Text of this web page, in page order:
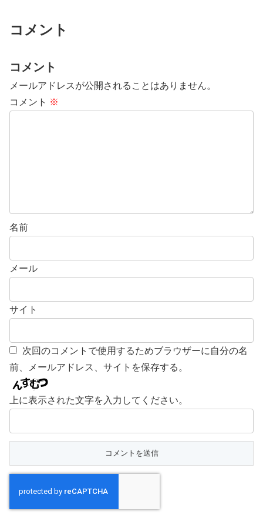
コメント
コメント
メールアドレスが公開されることはありません。
コメント ※
名前
メール
サイト
次回のコメントで使用するためブラウザーに自分の名
前、メールアドレス、サイトを保存する。
上に表示された文字を入力してください。